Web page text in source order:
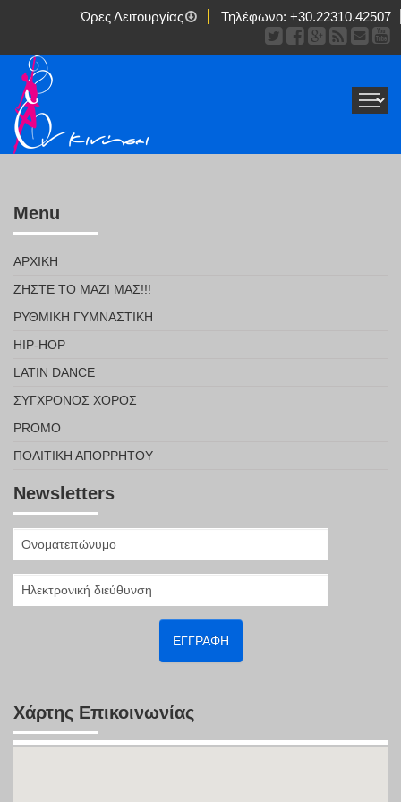
Ώρες Λειτουργίας Τηλέφωνο: +30.22310.42507
Menu
ΑΡΧΙΚΉ
ΖΉΣΤΕ ΤΟ ΜΑΖΊ ΜΑΣ!!!
ΡΥΘΜΙΚΉ ΓΥΜΝΑΣΤΙΚΉ
HIP-HOP
LATIN DANCE
ΣΎΓΧΡΟΝΟΣ ΧΟΡΌΣ
PROMO
ΠΟΛΙΤΙΚΉ ΑΠΟΡΡΉΤΟΥ
Newsletters
Χάρτης Επικοινωνίας